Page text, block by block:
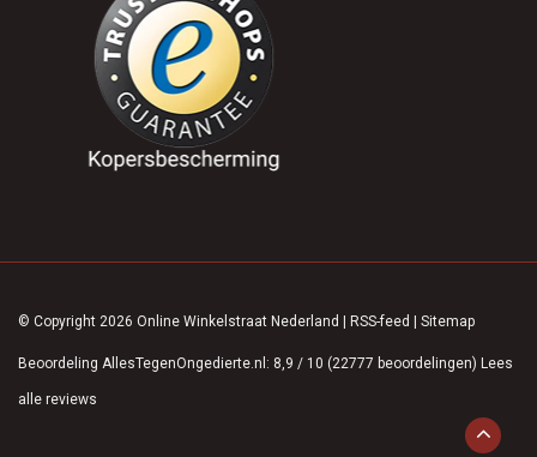
© Copyright 2026 Online Winkelstraat Nederland | RSS-feed | Sitemap
Beoordeling AllesTegenOngedierte.nl : 8,9 / 10 (22777 beoordelingen) Lees
alle reviews